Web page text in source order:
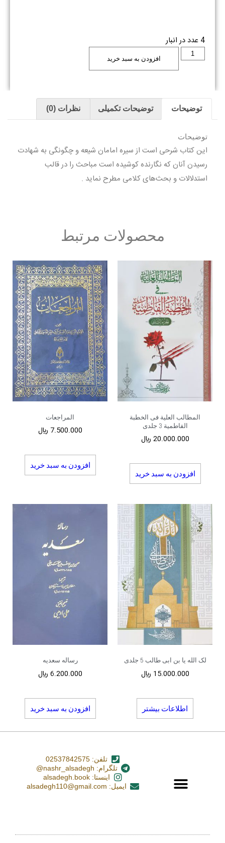
4 عدد در انبار
افزودن به سبد خرید
توضیحات توضیحات تکمیلی نظرات (0)
توضیحات
این کتاب شرحی است از سیره امامان شیعه و چگونگی به شهادت
رسیدن آنان که نگارنده کوشیده است مباحث را در قالب
استدلالات و بحث‌های کلامی مطرح نماید .
محصولات مرتبط
المطالب العلیة فی الخطبة
الفاطمیة 3 جلدی
20.000.000 ﷼
افزودن به سبد خرید
المراجعات
7.500.000 ﷼
افزودن به سبد خرید
لک الله یا بن ابی طالب 5 جلدی
15.000.000 ﷼
اطلاعات بیشتر
رساله سعدیه
6.200.000 ﷼
افزودن به سبد خرید
تلفن: 02537842575
تلگرام: nashr_alsadegh@
اینستا: alsadegh.book
ایمیل: alsadegh110@gmail.com